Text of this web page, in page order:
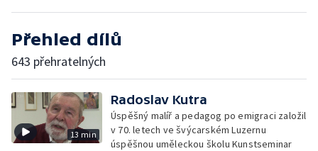
Přehled dílů
643 přehratelných
13 min
Radoslav Kutra
Úspěšný malíř a pedagog po emigraci založil
v 70. letech ve švýcarském Luzernu
úspěšnou uměleckou školu Kunstseminar